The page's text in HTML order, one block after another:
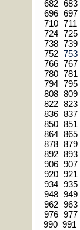
682 683
696 697
710 711
724 725
738 739
752
766 767
780 781
794 795
808 809
822 823
836 837
850 851
864 865
878 879
892 893
906 907
920 921
934 935
948 949
962 963
976 977
990 991